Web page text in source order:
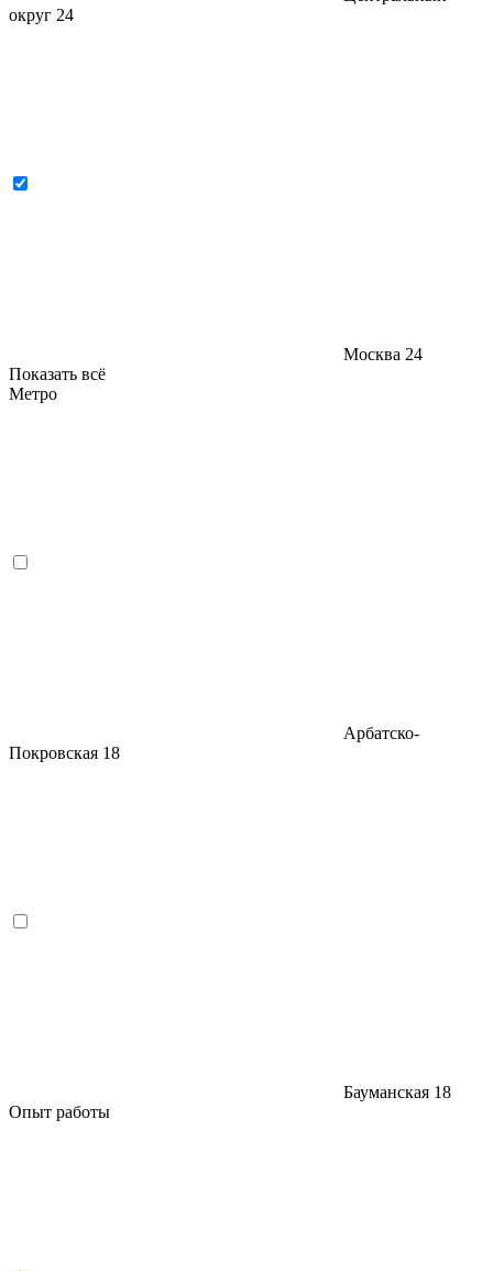
округ 24
Москва 24
Показать всё
Метро
Арбатско-
Покровская 18
Бауманская 18
Опыт работы